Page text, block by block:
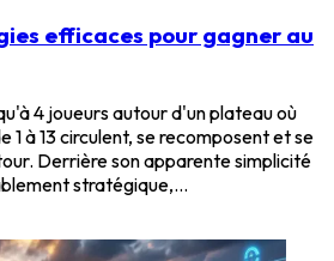
efficaces pour gagner au
4 joueurs autour d'un plateau où
1 à 13 circulent, se recomposent et se
Derrière son apparente simplicité
stratégique,...